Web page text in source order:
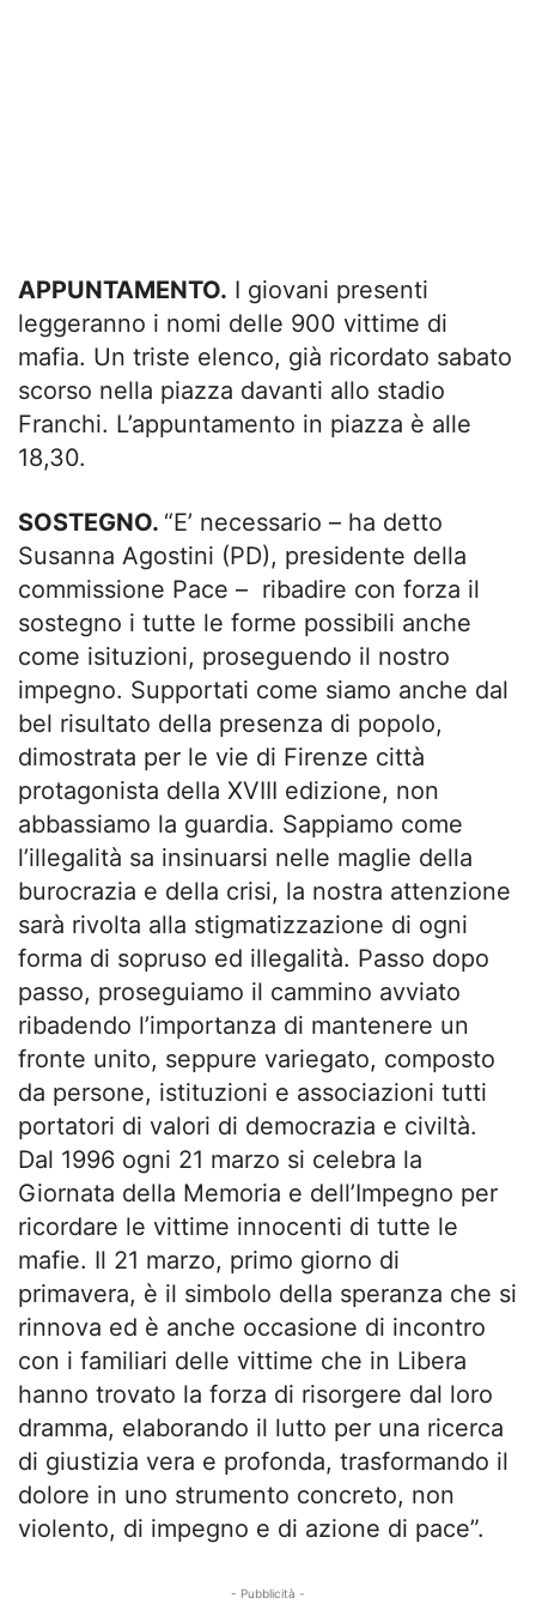
APPUNTAMENTO. I giovani presenti
leggeranno i nomi delle 900 vittime di
mafia. Un triste elenco, già ricordato sabato
scorso nella piazza davanti allo stadio
Franchi. L’appuntamento in piazza è alle
18,30.
SOSTEGNO. “E’ necessario – ha detto
Susanna Agostini (PD), presidente della
commissione Pace – ribadire con forza il
sostegno i tutte le forme possibili anche
come isituzioni, proseguendo il nostro
impegno. Supportati come siamo anche dal
bel risultato della presenza di popolo,
dimostrata per le vie di Firenze città
protagonista della XVIII edizione, non
abbassiamo la guardia. Sappiamo come
l’illegalità sa insinuarsi nelle maglie della
burocrazia e della crisi, la nostra attenzione
sarà rivolta alla stigmatizzazione di ogni
forma di sopruso ed illegalità. Passo dopo
passo, proseguiamo il cammino avviato
ribadendo l’importanza di mantenere un
fronte unito, seppure variegato, composto
da persone, istituzioni e associazioni tutti
portatori di valori di democrazia e civiltà.
Dal 1996 ogni 21 marzo si celebra la
Giornata della Memoria e dell’Impegno per
ricordare le vittime innocenti di tutte le
mafie. Il 21 marzo, primo giorno di
primavera, è il simbolo della speranza che si
rinnova ed è anche occasione di incontro
con i familiari delle vittime che in Libera
hanno trovato la forza di risorgere dal loro
dramma, elaborando il lutto per una ricerca
di giustizia vera e profonda, trasformando il
dolore in uno strumento concreto, non
violento, di impegno e di azione di pace”.
- Pubblicità -